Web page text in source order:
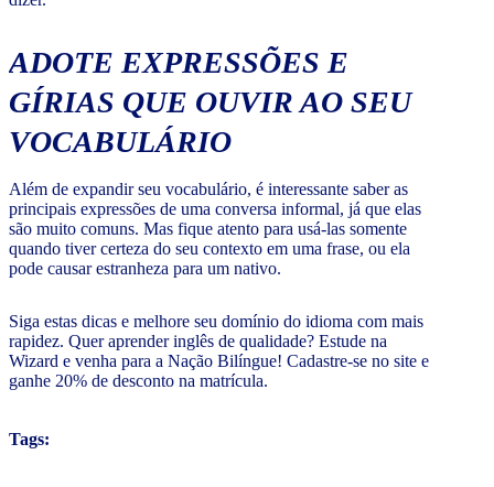
ADOTE EXPRESSÕES E
GÍRIAS QUE OUVIR AO SEU
VOCABULÁRIO
Além de expandir seu vocabulário, é interessante saber as
principais expressões de uma conversa informal, já que elas
são muito comuns. Mas fique atento para usá-las somente
quando tiver certeza do seu contexto em uma frase, ou ela
pode causar estranheza para um nativo.
Siga estas dicas e melhore seu domínio do idioma com mais
rapidez. Quer aprender inglês de qualidade? Estude na
Wizard e venha para a Nação Bilíngue! Cadastre-se no site e
ganhe 20% de desconto na matrícula.
Tags: